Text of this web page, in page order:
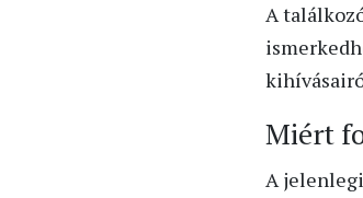
A
Miért
A